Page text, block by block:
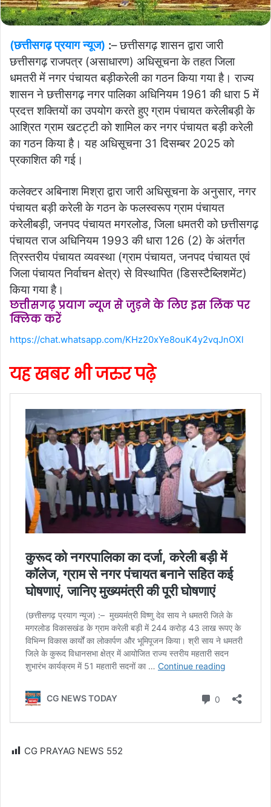
(छत्तीसगढ़ प्रयाग न्यूज) :– छत्तीसगढ़ शासन द्वारा जारी
छत्तीसगढ़ राजपत्र (असाधारण) अधिसूचना के तहत जिला
धमतरी में नगर पंचायत बड़ीकरेली का गठन किया गया है। राज्य
शासन ने छत्तीसगढ़ नगर पालिका अधिनियम 1961 की धारा 5 में
प्रदत्त शक्तियों का उपयोग करते हुए ग्राम पंचायत करेलीबड़ी के
आश्रित ग्राम खटट्टी को शामिल कर नगर पंचायत बड़ी करेली
का गठन किया है। यह अधिसूचना 31 दिसम्बर 2025 को
प्रकाशित की गई।
कलेक्टर अबिनाश मिश्रा द्वारा जारी अधिसूचना के अनुसार, नगर
पंचायत बड़ी करेली के गठन के फलस्वरूप ग्राम पंचायत
करेलीबड़ी, जनपद पंचायत मगरलोड, जिला धमतरी को छत्तीसगढ़
पंचायत राज अधिनियम 1993 की धारा 126 (2) के अंतर्गत
त्रिस्तरीय पंचायत व्यवस्था (ग्राम पंचायत, जनपद पंचायत एवं
जिला पंचायत निर्वाचन क्षेत्र) से विस्थापित (डिसस्टैब्लिशमेंट)
किया गया है।
छत्तीसगढ़ प्रयाग न्यूज से जुड़ने के लिए इस लिंक पर
क्लिक करें
https://chat.whatsapp.com/KHz20xYe8ouK4y2vqJnOXl
यह खबर भी जरुर पढ़े
CG PRAYAG NEWS 552